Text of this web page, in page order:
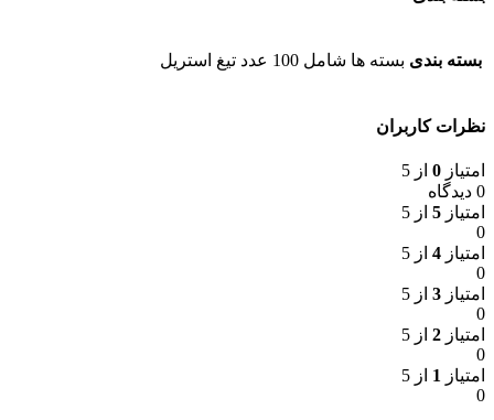
بسته بندی بسته ها شامل 100 عدد تیغ استریل
نظرات کاربران
امتیاز 0 از 5
0 دیدگاه
امتیاز 5 از 5
0
امتیاز 4 از 5
0
امتیاز 3 از 5
0
امتیاز 2 از 5
0
امتیاز 1 از 5
0